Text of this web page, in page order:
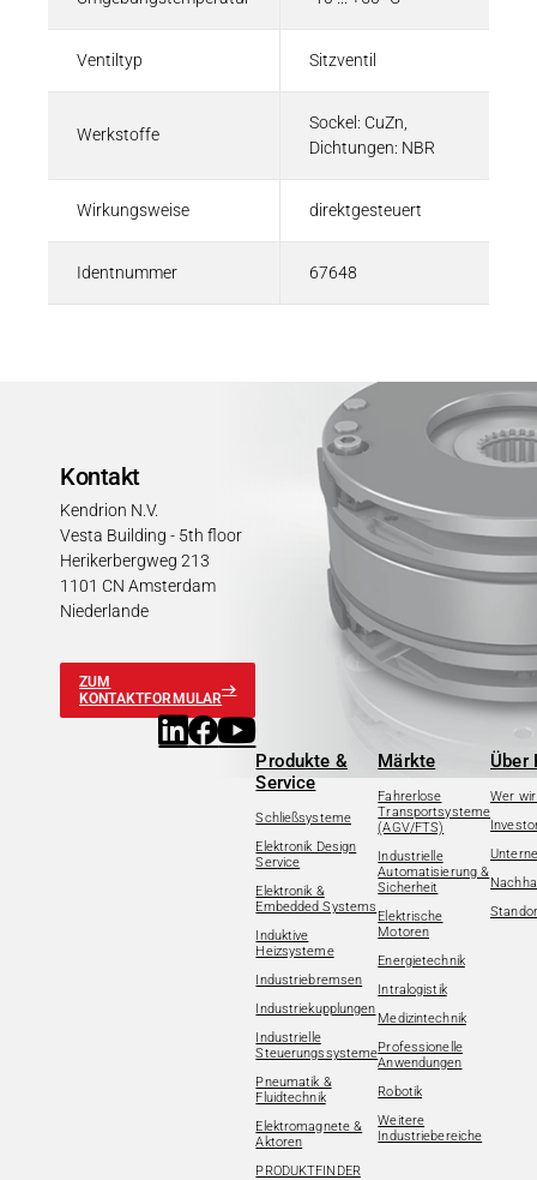
Ventiltyp Sitzventil
Werkstoffe
Sockel: CuZn,
Dichtungen: NBR
Wirkungsweise direktgesteuert
Identnummer 67648
Kontakt
Kendrion N.V.
Vesta Building - 5th floor
Herikerbergweg 213
1101 CN Amsterdam
Niederlande
ZUM
KONTAKTFORMULAR
Produkte &
Service
Schließsysteme
Elektronik Design
Service
Elektronik &
Embedded Systems
Induktive
Heizsysteme
Industriebremsen
Industriekupplungen
Industrielle
Steuerungssysteme
Pneumatik &
Fluidtechnik
Elektromagnete &
Aktoren
PRODUKTFINDER
Märkte
Fahrerlose
Transportsysteme
(AGV/FTS)
Industrielle
Automatisierung &
Sicherheit
Elektrische
Motoren
Energietechnik
Intralogistik
Medizintechnik
Professionelle
Anwendungen
Robotik
Weitere
Industriebereiche
Über
Wer